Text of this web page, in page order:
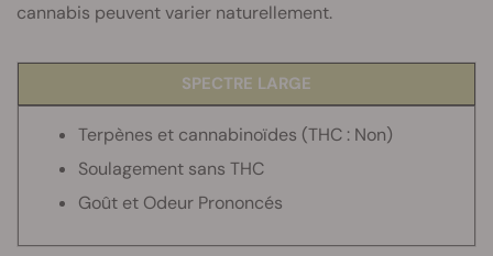
cannabis peuvent varier naturellement.
SPECTRE LARGE
Terpènes et cannabinoïdes (THC : Non)
Soulagement sans THC
Goût et Odeur Prononcés